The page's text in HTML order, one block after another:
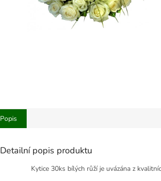
Popis
Detailní popis produktu
Kytice 30ks bílých růží je uvázána z